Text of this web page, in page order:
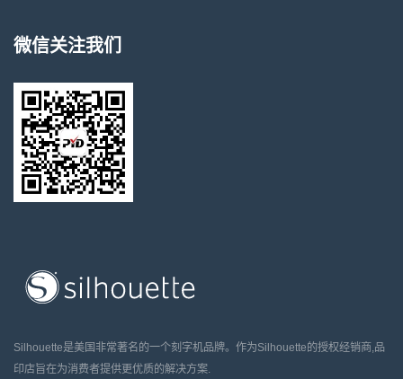
微信关注我们
Silhouette是美国非常著名的一个刻字机品牌。作为Silhouette的授权经销商,品
印店旨在为消费者提供更优质的解决方案.